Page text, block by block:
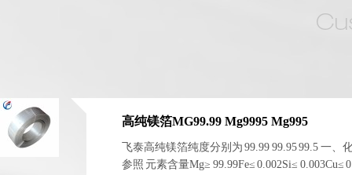
高纯镁箔MG99.99 Mg9995 Mg995
飞泰高纯镁箔纯度分别为 99.99 99.95 99.5 一、
参照 元素含量Mg≥ 99.99Fe≤ 0.002Si≤ 0.003Cu≤